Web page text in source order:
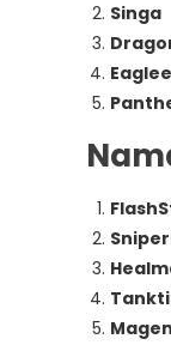
Singa